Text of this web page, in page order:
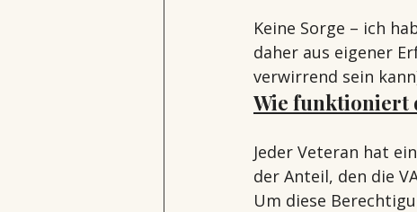
Keine Sorge – ich
daher aus eigener
verwirrend sein
Wie funktioniert
Jeder Veteran hat
der Anteil, den die
Um diese